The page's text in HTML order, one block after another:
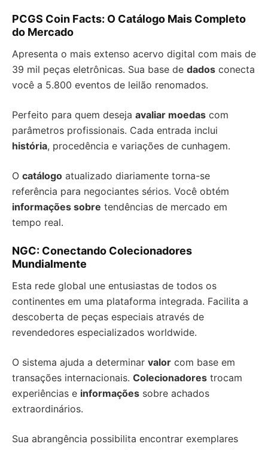
PCGS Coin Facts: O Catálogo Mais Completo
do Mercado
Apresenta o mais extenso acervo digital com mais de
39 mil peças eletrônicas. Sua base de dados conecta
você a 5.800 eventos de leilão renomados.
Perfeito para quem deseja avaliar moedas com
parâmetros profissionais. Cada entrada inclui
história, procedência e variações de cunhagem.
O catálogo atualizado diariamente torna-se
referência para negociantes sérios. Você obtém
informações sobre tendências de mercado em
tempo real.
NGC: Conectando Colecionadores
Mundialmente
Esta rede global une entusiastas de todos os
continentes em uma plataforma integrada. Facilita a
descoberta de peças especiais através de
revendedores especializados worldwide.
O sistema ajuda a determinar valor com base em
transações internacionais. Colecionadores trocam
experiências e informações sobre achados
extraordinários.
Sua abrangência possibilita encontrar exemplares